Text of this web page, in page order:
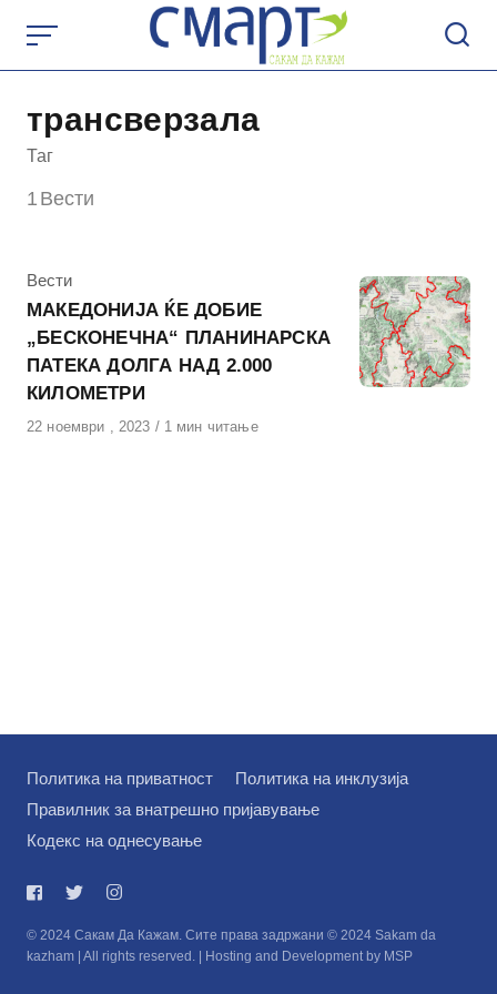
content
трансверзала
Таг
1 Вести
КАтегорија
Вести
МАКЕДОНИЈА ЌЕ ДОБИЕ
„БЕСКОНЕЧНА“ ПЛАНИНАРСКА
ПАТЕКА ДОЛГА НАД 2.000
КИЛОМЕТРИ
Објавено
22 ноември , 2023 1 мин читање
Политика на приватност
Политика на инклузија
Правилник за внатрешно пријавување
Кодекс на однесување
© 2024 Сакам Да Кажам. Сите права задржани © 2024 Sakam da
kazham | All rights reserved. | Hosting and Development by MSP